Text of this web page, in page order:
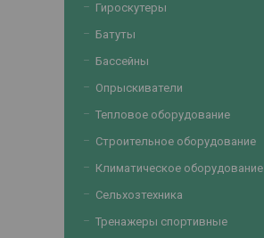
Гироскутеры
Батуты
Бассейны
Опрыскиватели
Тепловое оборудование
Строительное оборудование
Климатическое оборудование
Сельхозтехника
Тренажеры спортивные